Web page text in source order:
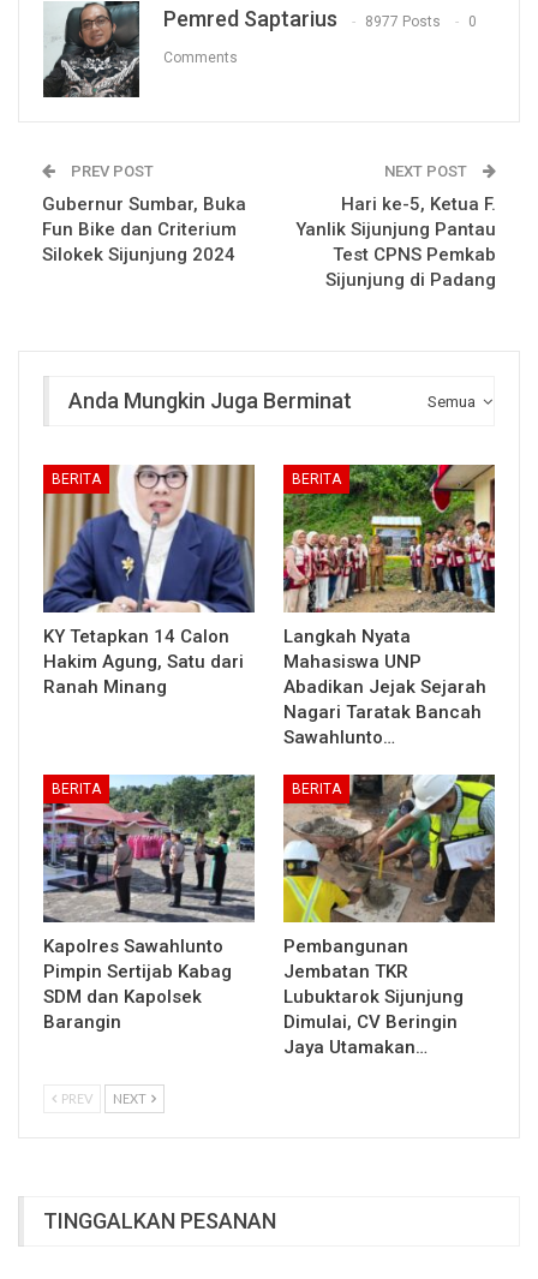
Pemred Saptarius 8977 Posts 0
Comments
PREV POST
Gubernur Sumbar, Buka
Fun Bike dan Criterium
Silokek Sijunjung 2024
NEXT POST
Hari ke-5, Ketua F.
Yanlik Sijunjung Pantau
Test CPNS Pemkab
Sijunjung di Padang
Semua
Anda Mungkin Juga Berminat
BERITA
KY Tetapkan 14 Calon
Hakim Agung, Satu dari
Ranah Minang
BERITA
Langkah Nyata
Mahasiswa UNP
Abadikan Jejak Sejarah
Nagari Taratak Bancah
Sawahlunto…
BERITA
Kapolres Sawahlunto
Pimpin Sertijab Kabag
SDM dan Kapolsek
Barangin
BERITA
Pembangunan
Jembatan TKR
Lubuktarok Sijunjung
Dimulai, CV Beringin
Jaya Utamakan…
PREV NEXT
TINGGALKAN PESANAN